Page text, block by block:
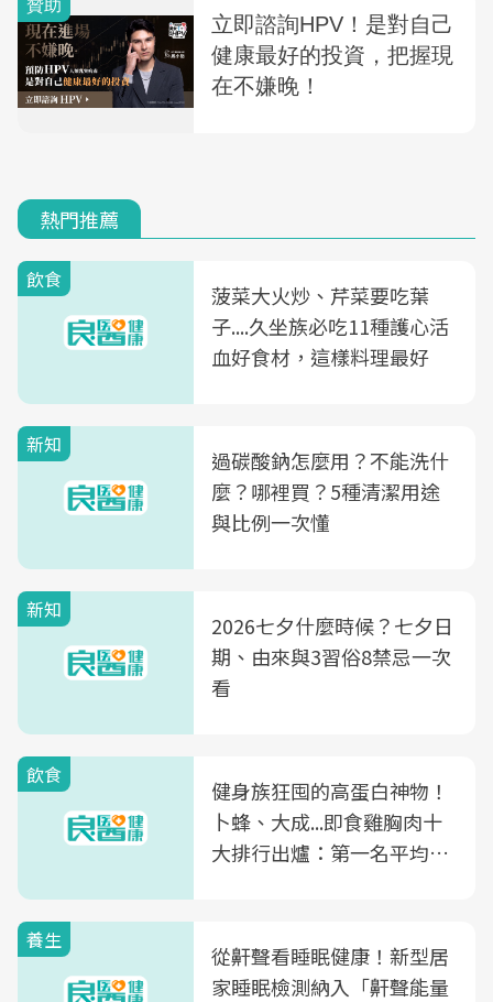
熱門推薦
飲食
菠菜大火炒、芹菜要吃葉
子....久坐族必吃11種護心活
血好食材，這樣料理最好
新知
過碳酸鈉怎麼用？不能洗什
麼？哪裡買？5種清潔用途
與比例一次懂
新知
2026七夕什麼時候？七夕日
期、由來與3習俗8禁忌一次
看
飲食
健身族狂囤的高蛋白神物！
卜蜂、大成...即食雞胸肉十
大排行出爐：第一名平均一
養生
從鼾聲看睡眠健康！新型居
家睡眠檢測納入「鼾聲能量